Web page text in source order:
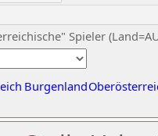
Spieler
Burgenland